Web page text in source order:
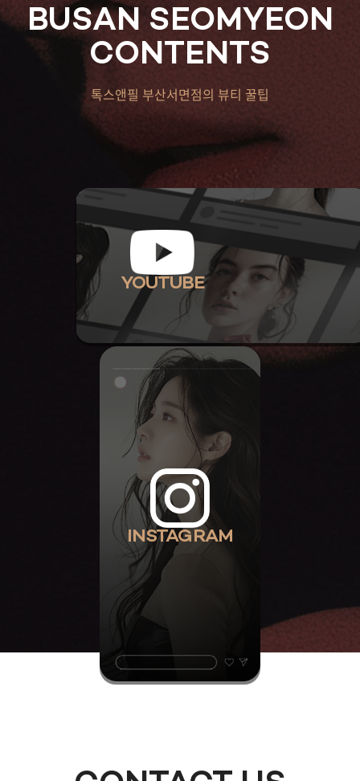
BUSAN SEOMYEON
CONTENTS
톡스앤필 부산서면점의 뷰티 꿀팁
YOUTUBE
INSTAGRAM